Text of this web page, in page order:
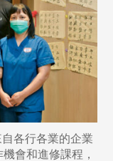
各行各業的企業
會和進修課程，